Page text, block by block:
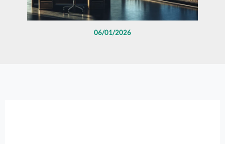
06/01/2026